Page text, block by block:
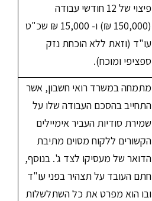
פיצוי של 12 חודשי עבודה
(150,000 ₪) ו- 15,000 ₪ שכ"ט
עו"ד (וזאת ללא הוכחת נזק
ספציפי ומוכח).
מתמחה במשרד רואי חשבון, אשר
התחייב בהסכם העבודה שלו על
שמירת סודיות העביר אימיילים
הקשורים ללקוח מסוים מתיבת
הדואר של מעסיקו לצד ג'. בנוסף,
חתם העובד על תצהיר בפני עו"ד
ובו הוא מפרט את כל השתלשלות